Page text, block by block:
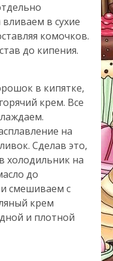
в сухие
комочков.
до кипения.
в кипятке,
крем. Все
на
Сделав это,
холодильник на
до
смешиваем с
крем
и плотной